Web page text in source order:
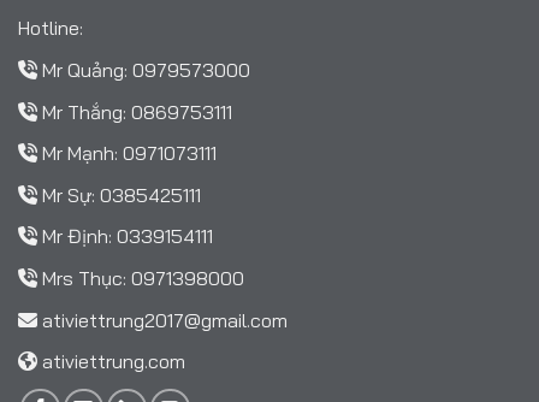
Hotline:
Mr Quảng: 0979573000
Mr Thắng: 0869753111
Mr Mạnh: 0971073111
Mr Sự: 0385425111
Mr Định: 0339154111
Mrs Thục: 0971398000
ativiettrung2017@gmail.com
ativiettrung.com